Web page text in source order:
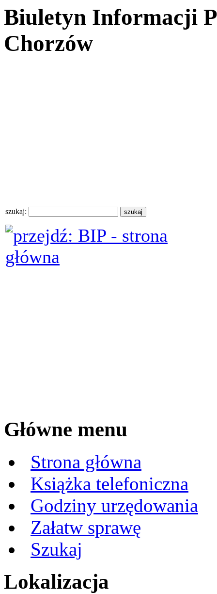
Biuletyn Informacji
Chorzów
szukaj:
Główne menu
Strona główna
Książka telefoniczna
Godziny urzędowania
Załatw sprawę
Szukaj
Lokalizacja